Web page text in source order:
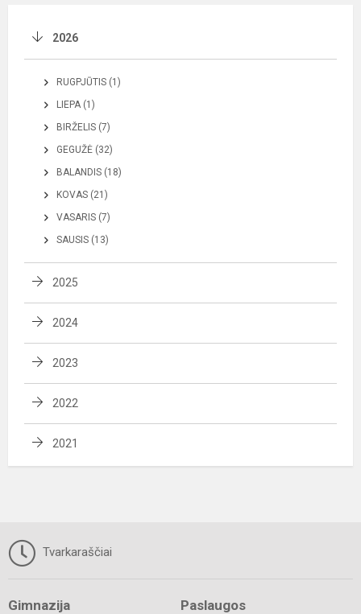
2026
RUGPJŪTIS (1)
LIEPA (1)
BIRŽELIS (7)
GEGUŽĖ (32)
BALANDIS (18)
KOVAS (21)
VASARIS (7)
SAUSIS (13)
2025
2024
2023
2022
2021
Tvarkaraščiai
Gimnazija Paslaugos